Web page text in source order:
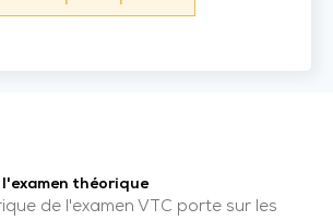
théorique
de l'examen VTC porte sur les